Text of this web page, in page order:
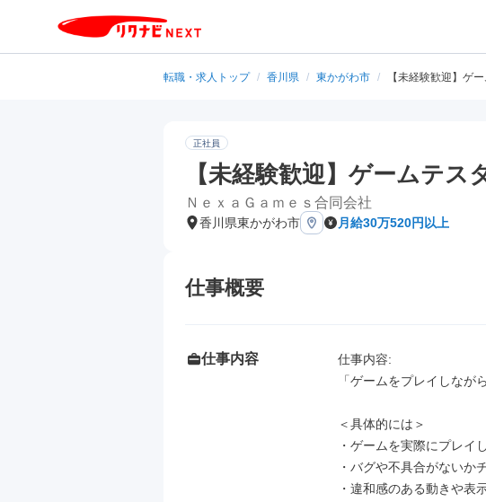
転職・求人トップ / 香川県 / 東かがわ市 / 【未経験歓迎】ゲ
正社員
【未経験歓迎】ゲームテス
ＮｅｘａＧａｍｅｓ合同会社
香川県東かがわ市 月給30万520円以上
仕事概要
仕事内容
仕事内容:
「ゲームをプレイしなが
＜具体的には＞
・ゲームを実際にプレイ
・バグや不具合がないか
・違和感のある動きや表